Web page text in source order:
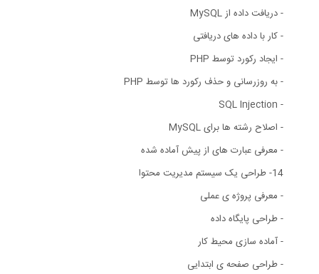
- دریافت داده از MySQL
- کار با داده های دریافتی
- ایجاد رکورد توسط PHP
- به روزرسانی و حذف رکورد ها توسط PHP
- SQL Injection
- اصلاح رشته ها برای MySQL
- معرفی عبارت های از پیش آماده شده
14- طراحی یک سیستم مدیریت محتوا
- معرفی پروژه ی عملی
- طراحی پایگاه داده
- آماده سازی محیط کار
- طراحی صفحه ی ابتدایی